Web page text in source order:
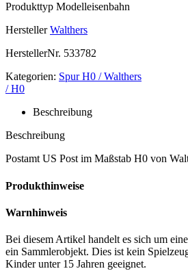
Produkttyp Modelleisenbahn
Hersteller Walthers
HerstellerNr. 533782
Kategorien: Spur H0 / Walthers
/ H0
Beschreibung
Beschreibung
Postamt US Post im Maßstab H0 von
Produkthinweise
Warnhinweis
Bei diesem Artikel handelt es sich um
ein Sammlerobjekt. Dies ist kein
Kinder unter 15 Jahren geeignet.